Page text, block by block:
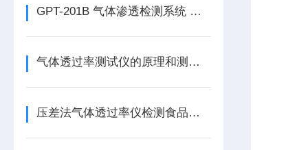
GPT-201B 气体渗透检测系统 压差法透气性检测仪简介
气体透过率测试仪的原理和测试方法
压差法气体透过率仪检测食品包装的阻氧性能